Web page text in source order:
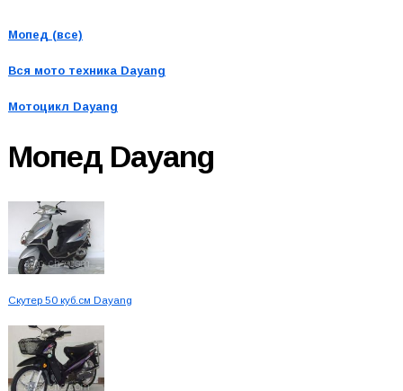
Мопед (все)
Вся мото техника Dayang
Мотоцикл Dayang
Мопед Dayang
Скутер 50 куб.см Dayang